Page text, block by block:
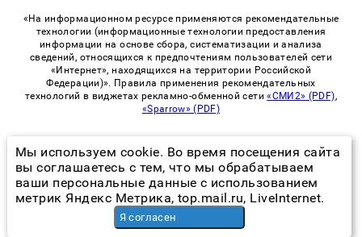
«На информационном ресурсе применяются рекомендательные
технологии (информационные технологии предоставления
информации на основе сбора, систематизации и анализа
сведений, относящихся к предпочтениям пользователей сети
«Интернет», находящихся на территории Российской
Федерации)». Правила применения рекомендательных
технологий в виджетах рекламно-обменной сети«СМИ2» (PDF),
«Sparrow» (PDF)
© 2026 «PROGorodChelny» | Все права защищены
Возрастная категория сайта 16+
Политика конфиденциальности
Мы используем cookie. Во время посещения сайта
вы соглашаетесь с тем, что мы обрабатываем
ваши персональные данные с использованием
метрик Яндекс Метрика, top.mail.ru, LiveInternet.
Я согласен